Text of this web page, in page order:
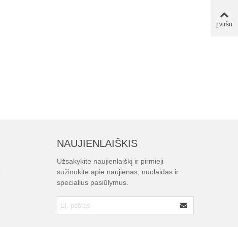
NAUJIENLAIŠKIS
Užsakykite naujienlaiškį ir pirmieji
sužinokite apie naujienas, nuolaidas ir
specialius pasiūlymus.
Į viršu